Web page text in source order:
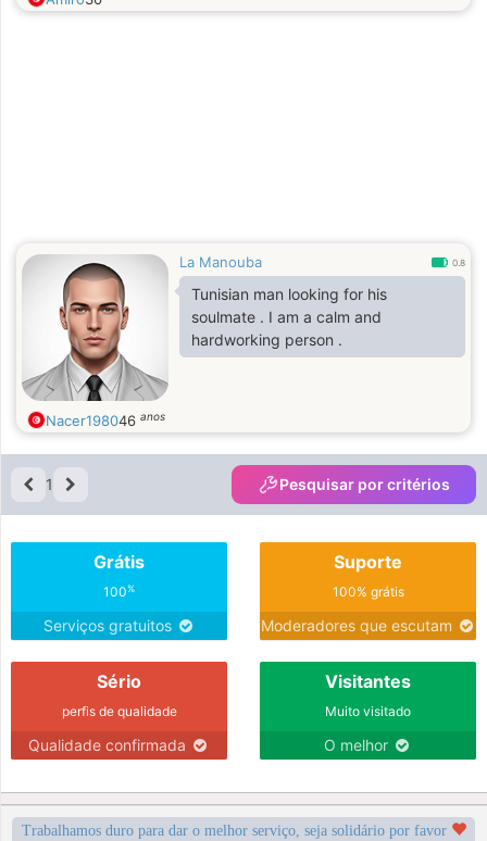
I work as a computer dealer
La Manouba 0.8
Tunisian man looking for his
soulmate . I am a calm and
hardworking person .
Nacer198046 anos
1 Pesquisar por critérios
Grátis
100%
Serviços gratuitos
Suporte
100% grátis
Moderadores que escutam
Sério
perfis de qualidade
Qualidade confirmada
Visitantes
Muito visitado
O melhor
Trabalhamos duro para dar o melhor serviço, seja solidário por favor